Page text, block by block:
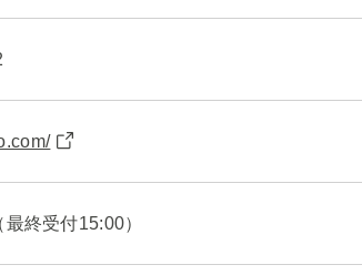
終受付15:00）